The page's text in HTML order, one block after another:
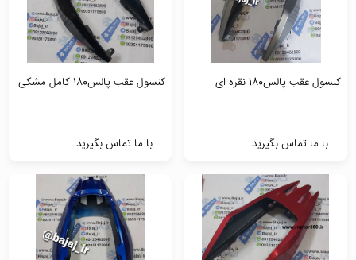
کنسول عقب پالس180 نقره ای
با ما تماس بگیرید
کنسول عقب پالس180 کامل مشکی
با ما تماس بگیرید